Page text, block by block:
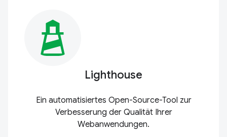
Lighthouse
Ein automatisiertes Open-Source-Tool zur
Verbesserung der Qualität Ihrer
Webanwendungen.